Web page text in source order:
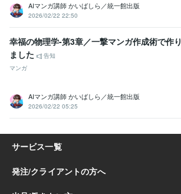
AIマンガ講師 かいばしら／統一館出版
2026/02/22 22:50
幸福の物理学-第3章／一撃マンガ作成術で作り
ました
告知
マンガ
AIマンガ講師 かいばしら／統一館出版
2026/02/22 05:25